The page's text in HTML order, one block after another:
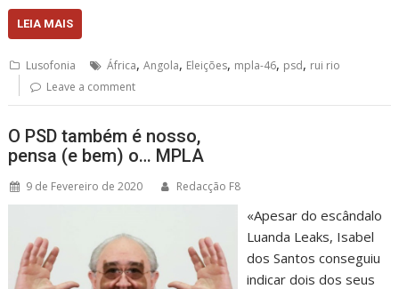
LEIA MAIS
Lusofonia África,Angola, Eleições, mpla-46, psd, rui rio
Leave a comment
O PSD também é nosso,
pensa (e bem) o… MPLA
9 de Fevereiro de 2020 Redacção F8
«Apesar do escândalo
Luanda Leaks, Isabel
dos Santos conseguiu
indicar dois dos seus